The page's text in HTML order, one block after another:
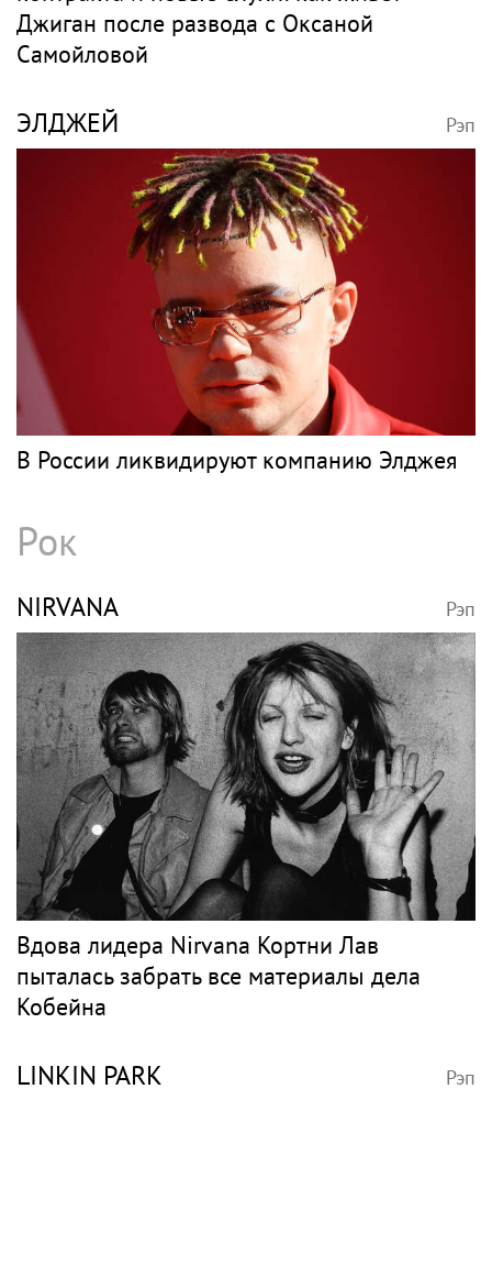
Джиган после развода с Оксаной
Самойловой
ЭЛДЖЕЙ Рэп
В России ликвидируют компанию Элджея
Рок
NIRVANA Рэп
Вдова лидера Nirvana Кортни Лав
пыталась забрать все материалы дела
Кобейна
LINKIN PARK Рэп